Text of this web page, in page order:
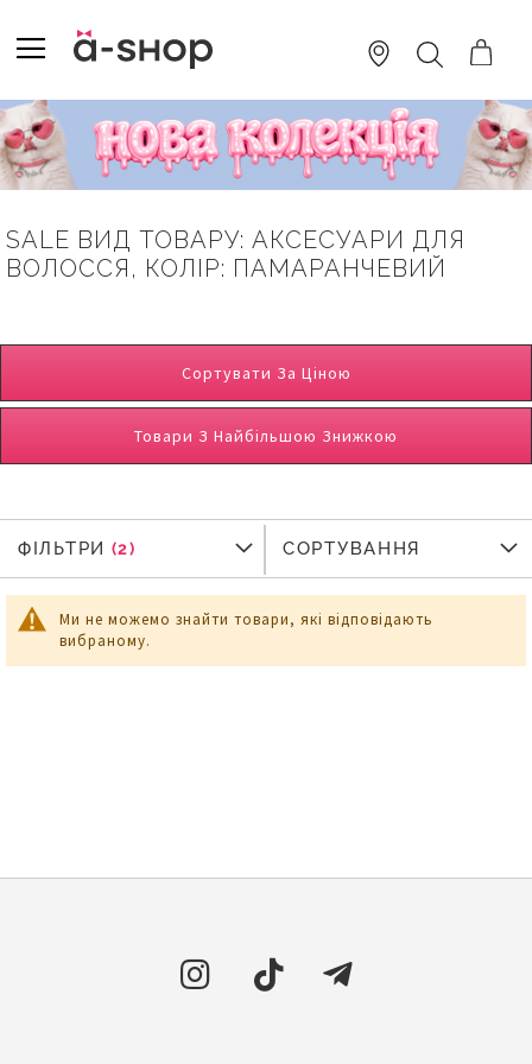
TO
CONTENT
ПОШУК
SALE ВИД ТОВАРУ: АКСЕСУАРИ ДЛЯ
ВОЛОССЯ, КОЛІР: ПАМАРАНЧЕВИЙ
Сортувати За Ціною
Товари З Найбільшою Знижкою
Ми не можемо знайти товари, які відповідають
вибраному.
ФІЛЬТРИ
ФІЛЬТРИ СОРТУВАННЯ